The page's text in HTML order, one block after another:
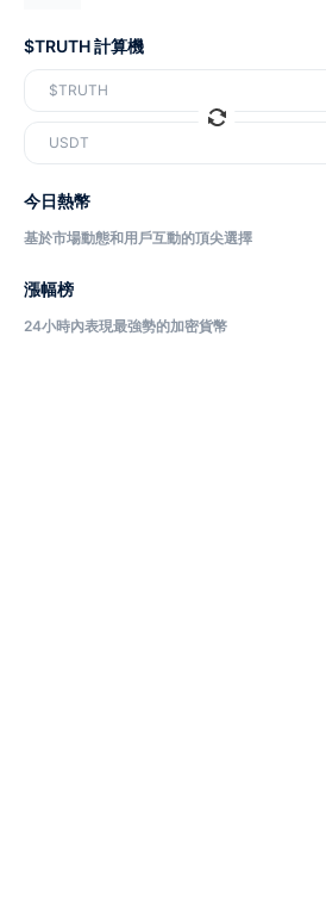
$TRUTH 計算機
$TRUTH
USDT
今日熱幣
基於市場動態和用戶互動的頂尖選擇
漲幅榜
24小時內表現最強勢的加密貨幣